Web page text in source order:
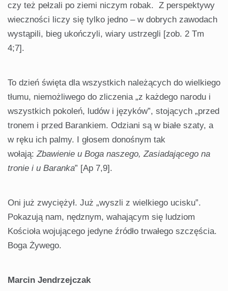
czy też pełzali po ziemi niczym robak. Z perspektywy
wieczności liczy się tylko jedno – w dobrych zawodach
wystąpili, bieg ukończyli, wiary ustrzegli [zob. 2 Tm
4;7].
To dzień święta dla wszystkich należących do wielkiego
tłumu, niemożliwego do zliczenia „z każdego narodu i
wszystkich pokoleń, ludów i języków”, stojących „przed
tronem i przed Barankiem. Odziani są w białe szaty, a
w ręku ich palmy. I głosem donośnym tak
wołają:Zbawienie u Boga naszego, Zasiadającego na
tronie i u Baranka” [Ap 7,9].
Oni już zwyciężył. Już „wyszli z wielkiego ucisku”.
Pokazują nam, nędznym, wahającym się ludziom
Kościoła wojującego jedyne źródło trwałego szczęścia.
Boga Żywego.
Marcin Jendrzejczak